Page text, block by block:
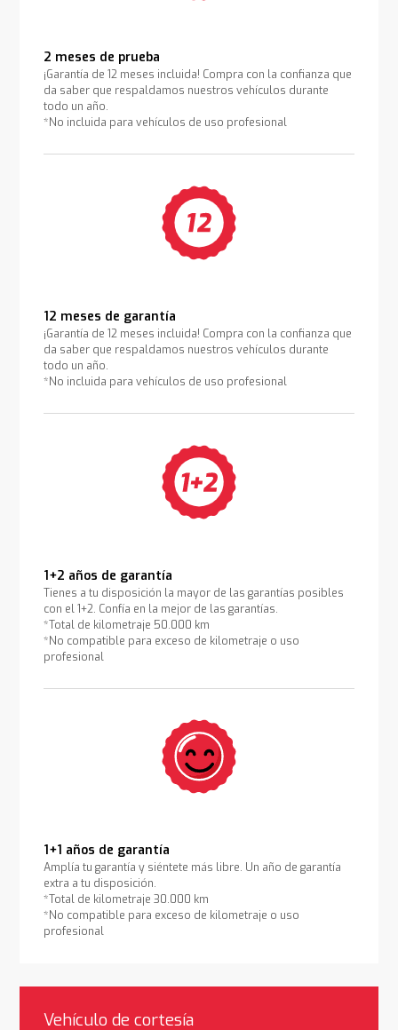
2 meses de prueba
¡Garantía de 12 meses incluida! Compra con la confianza que
da saber que respaldamos nuestros vehículos durante
todo un año.
*No incluida para vehículos de uso profesional
12 meses de garantía
¡Garantía de 12 meses incluida! Compra con la confianza que
da saber que respaldamos nuestros vehículos durante
todo un año.
*No incluida para vehículos de uso profesional
1+2 años de garantía
Tienes a tu disposición la mayor de las garantías posibles
con el 1+2. Confía en la mejor de las garantías.
*Total de kilometraje 50.000 km
*No compatible para exceso de kilometraje o uso
profesional
1+1 años de garantía
Amplía tu garantía y siéntete más libre. Un año de garantía
extra a tu disposición.
*Total de kilometraje 30.000 km
*No compatible para exceso de kilometraje o uso
profesional
Vehículo de cortesía